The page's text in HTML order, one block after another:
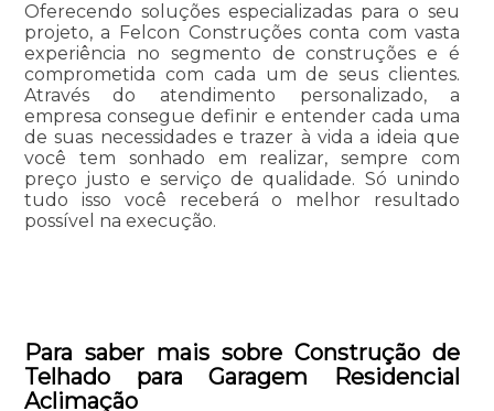
Oferecendo soluções especializadas para o seu
projeto, a Felcon Construções conta com vasta
experiência no segmento de construções e é
comprometida com cada um de seus clientes.
Através do atendimento personalizado, a
empresa consegue definir e entender cada uma
de suas necessidades e trazer à vida a ideia que
você tem sonhado em realizar, sempre com
preço justo e serviço de qualidade. Só unindo
tudo isso você receberá o melhor resultado
possível na execução.
Para saber mais sobre Construção de
Telhado para Garagem Residencial
Aclimação